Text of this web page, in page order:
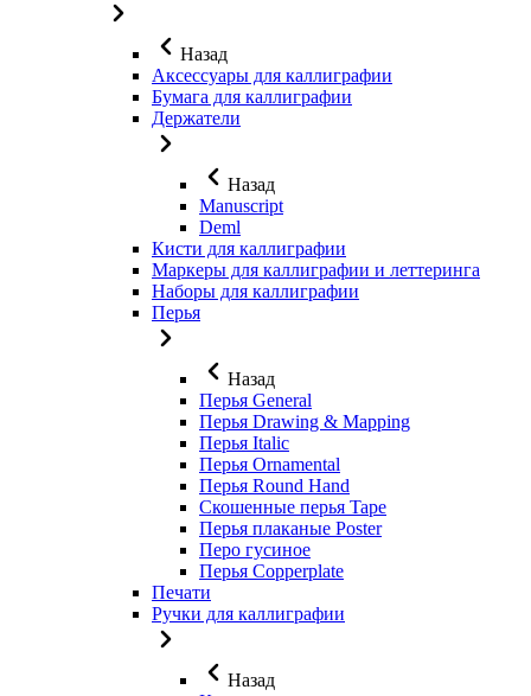
Назад
Аксессуары для каллиграфии
Бумага для каллиграфии
Держатели
Назад
Manuscript
Deml
Кисти для каллиграфии
Маркеры для каллиграфии и леттеринга
Наборы для каллиграфии
Перья
Назад
Перья General
Перья Drawing & Mapping
Перья Italic
Перья Ornamental
Перья Round Hand
Скошенные перья Tape
Перья плаканые Poster
Перо гусиное
Перья Copperplate
Печати
Ручки для каллиграфии
Назад